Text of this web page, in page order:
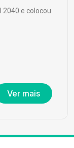
2040 e colocou
Ver mais